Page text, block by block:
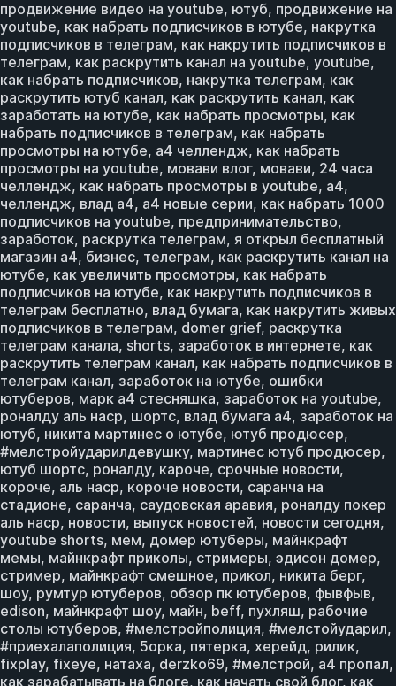
продвижение видео на youtube, ютуб, продвижение на
youtube, как набрать подписчиков в ютубе, накрутка
подписчиков в телеграм, как накрутить подписчиков в
телеграм, как раскрутить канал на youtube, youtube,
как набрать подписчиков, накрутка телеграм, как
раскрутить ютуб канал, как раскрутить канал, как
заработать на ютубе, как набрать просмотры, как
набрать подписчиков в телеграм, как набрать
просмотры на ютубе, а4 челлендж, как набрать
просмотры на youtube, мовави влог, мовави, 24 часа
челлендж, как набрать просмотры в youtube, а4,
челлендж, влад а4, а4 новые серии, как набрать 1000
подписчиков на youtube, предпринимательство,
заработок, раскрутка телеграм, я открыл бесплатный
магазин а4, бизнес, телеграм, как раскрутить канал на
ютубе, как увеличить просмотры, как набрать
подписчиков на ютубе, как накрутить подписчиков в
телеграм бесплатно, влад бумага, как накрутить живых
подписчиков в телеграм, domer grief, раскрутка
телеграм канала, shorts, заработок в интернете, как
раскрутить телеграм канал, как набрать подписчиков в
телеграм канал, заработок на ютубе, ошибки
ютуберов, марк а4 стесняшка, заработок на youtube,
роналду аль наср, шортс, влад бумага а4, заработок на
ютуб, никита мартинес о ютубе, ютуб продюсер,
#мелстройударилдевушку, мартинес ютуб продюсер,
ютуб шортс, роналду, кароче, срочные новости,
короче, аль наср, короче новости, саранча на
стадионе, саранча, саудовская аравия, роналду покер
аль наср, новости, выпуск новостей, новости сегодня,
youtube shorts, мем, домер ютуберы, майнкрафт
мемы, майнкрафт приколы, стримеры, эдисон домер,
стример, майнкрафт смешное, прикол, никита берг,
шоу, румтур ютуберов, обзор пк ютуберов, фывфыв,
edison, майнкрафт шоу, майн, beff, пухляш, рабочие
столы ютуберов, #мелстройполиция, #мелстойударил,
#приехалаполиция, 5орка, пятерка, херейд, рилик,
fixplay, fixeye, натаха, derzko69, #мелстрой, а4 пропал,
как зарабатывать на блоге, как начать свой блог, как